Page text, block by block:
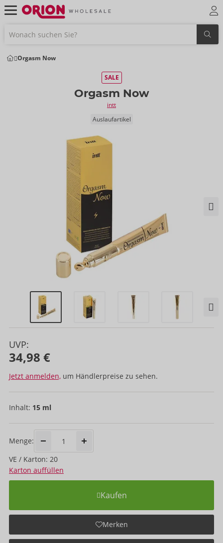
Orgasm Now
SALE
Orgasm Now
intt
Auslaufartikel
UVP:
34,98 €
Jetzt anmelden, um Händlerpreise zu sehen.
Inhalt: 15 ml
Menge:
VE / Karton: 20
Karton auffüllen
Kaufen
Merken